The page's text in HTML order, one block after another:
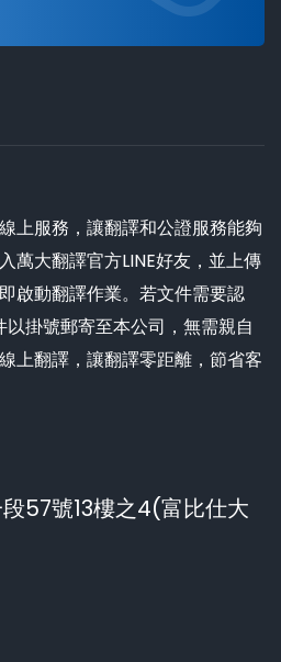
上服務，讓翻譯和公證服務能夠
萬大翻譯官方LINE好友，並上傳
啟動翻譯作業。若文件需要認
掛號郵寄至本公司，無需親自
上翻譯，讓翻譯零距離，節省客
57號13樓之4(富比仕大